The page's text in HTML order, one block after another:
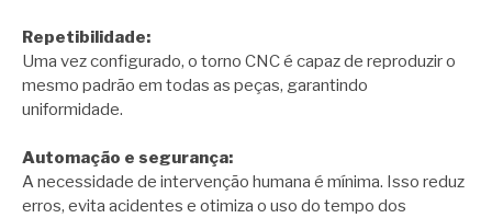
Repetibilidade:
Uma vez configurado, o torno CNC é capaz de reproduzir o
mesmo padrão em todas as peças, garantindo
uniformidade.
Automação e segurança:
A necessidade de intervenção humana é mínima. Isso reduz
erros, evita acidentes e otimiza o uso do tempo dos